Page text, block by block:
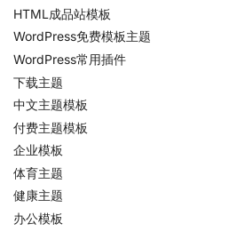
HTML成品站模板
WordPress免费模板主题
WordPress常用插件
下载主题
中文主题模板
付费主题模板
企业模板
体育主题
健康主题
办公模板